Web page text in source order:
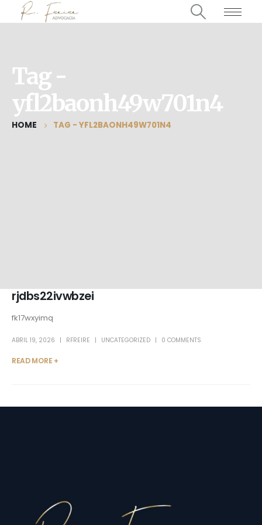
Tag -
yfl2baonh49w701n4
HOME TAG - YFL2BAONH49W701N4
rjdbs22ivwbzei
fk17wxyimq
ABRIL 19, 2026 RFREIRE UNCATEGORIZED 0 COMMENTS
READ MORE +